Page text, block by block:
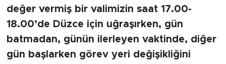
değer vermiş bir valimizin saat 17.00-
18.00’de Düzce için uğraşırken, gün
batmadan, günün ilerleyen vaktinde, diğer
gün başlarken görev yeri değişikliğini